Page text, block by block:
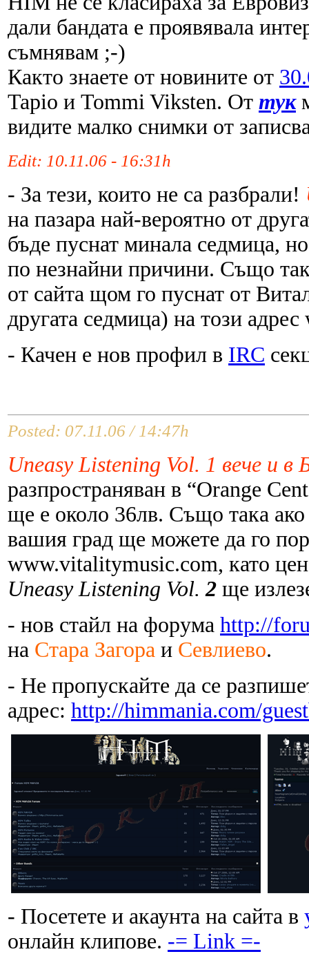
дали бандата е проявявала
съмнявам ;-)
Както знаете от новините от
Tapio и Tommi Viksten. От тук
видите малко снимки от
Edit: 10.11.06 - 16:31h
- За тези, които не са разбрали!
на пазара най-вероятно от
бъде пуснат минала седмица,
по незнайни причини. Също
от сайта щом го пуснат от
другата седмица) на този
- Качен е нов профил в IRC
Posted: 07.11.06 / 14:47h
Uneasy Listening Vol. 1 вече и
разпространяван в “Orange
ще е около 36лв. Също така
вашия град ще можете да го
www.vitalitymusic.com, като
Uneasy Listening Vol.2 ще
- нов стайл на форума http://
на Стара Загора и Севлиево.
- Не пропускайте да се
адрес: http://himmania.com/
- Посетете и акаунта на сайта в
онлайн клипове. -= Link =-